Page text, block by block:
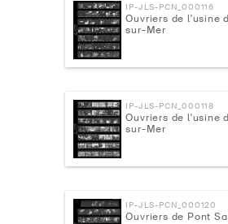
IP-JLS-PCN_000116
Ouvriers de l'usine
sur-Mer
IP-JLS-PCN_000118
Ouvriers de l'usine
sur-Mer
IP-JLS-PCN_000120
Ouvriers de Pont